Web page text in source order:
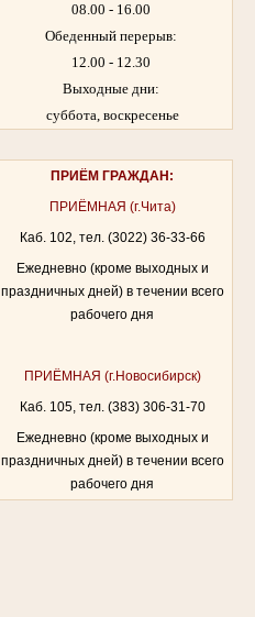
08.00 - 16.00
Обеденный перерыв:
12.00 - 12.30
Выходные дни:
суббота, воскресенье
ПРИЁМ ГРАЖДАН:
ПРИЁМНАЯ (г.Чита)
Каб. 102, тел. (3022) 36-33-66
Ежедневно (кроме выходных и
праздничных дней) в течении всего
рабочего дня
ПРИЁМНАЯ (г.Новосибирск)
Каб. 105, тел. (383) 306-31-70
Ежедневно (кроме выходных и
праздничных дней) в течении всего
рабочего дня